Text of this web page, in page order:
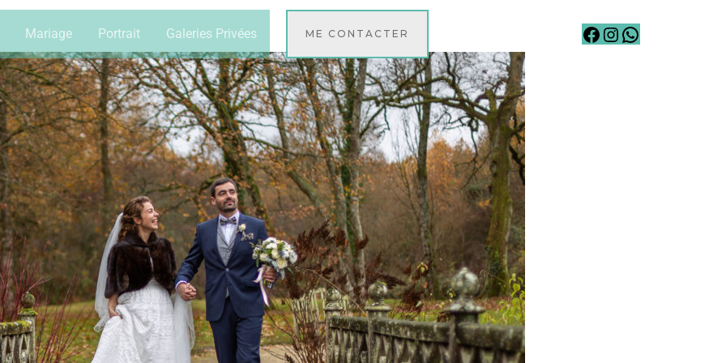
Mariage Portrait Galeries Privées ME CONTACTER